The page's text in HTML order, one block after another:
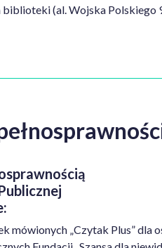
(al. Wojska
mówionych „Czytak Plus” dla